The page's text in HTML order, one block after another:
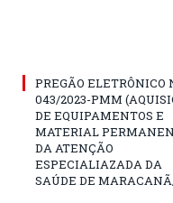
PREGÃO ELETRÔNICO
043/2023-PMM
DE EQUIPAMENTOS E
MATERIAL
DA ATENÇÃO
ESPECIALIAZADA DA
SAÚDE DE